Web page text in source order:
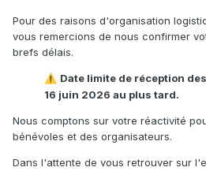
Pour des raisons d'organisation
vous remercions de nous confirmer
brefs délais.
⚠️ Date limite de réception
16 juin 2026 au plus tard.
Nous comptons sur votre réactivité
bénévoles et des organisateurs.
Dans l'attente de vous retrouver sur